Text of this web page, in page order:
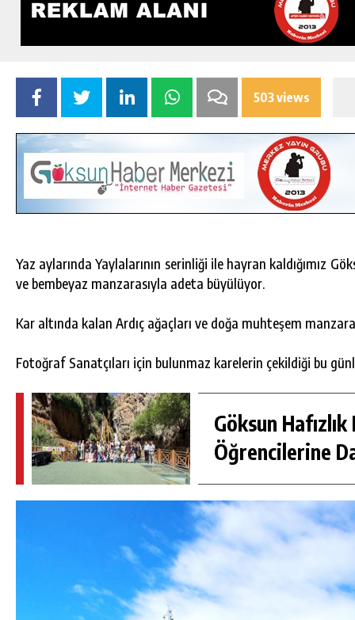
503 views
Yaz aylarında Yaylalarının serinliği ile hayran kaldığımız
ve bembeyaz manzarasıyla adeta büyülüyor.
Kar altında kalan Ardıç ağaçları ve doğa muhteşem
Fotoğraf Sanatçıları için bulunmaz karelerin çekildiği bu
Göksun Hafızlık
Öğrencilerine
GÜNLÜK HABER AKIŞI
GÖKSUN HAFIZLIK KIZ KUR’AN KURSU
ÖĞRENCILERINE DARENDE GEZISI.